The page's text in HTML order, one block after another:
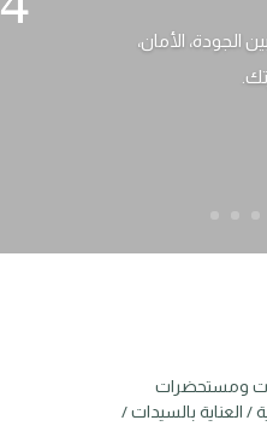
الجودة، الأمان،
ومستحضرات
/ العناية بالسيدات/